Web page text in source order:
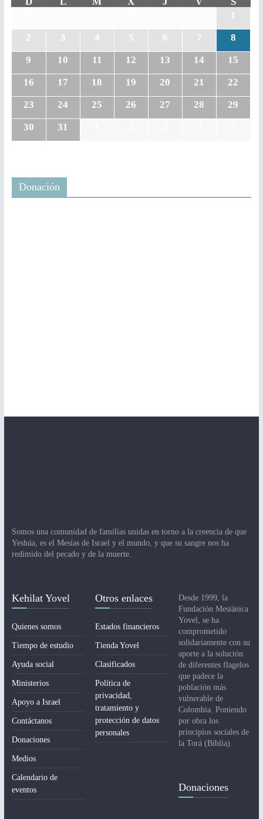
1
2
3 4 5 6 7
8
9
10 11 12 13 14
15
16
17 18 19 20 21
22
23
24 25 26 27 28
29
30
31
Donación
Somos una comunidad de familias unidas en torno a la creencia de que
Yeshúa, es el Mesías de Israel y el mundo, y que su sangre nos ha
redimido del pecado y de la muerte.
Kehilat Yovel
Quienes somos
Tiempo de estudio
Ayuda social
Ministerios
Apoyo a Israel
Contáctanos
Donaciones
Medios
Calendario de
eventos
Otros enlaces
Estados financieros
Tienda Yovel
Clasificados
Política de
privacidad,
tratamiento y
protección de datos
personales
Desde 1999, la
Fundación Mesiánica
Yovel, se ha
comprometido
solidariamente con su
aporte a la solución
de diferentes flagelos
que padece la
población más
vulnerable de
Colombia. Poniendo
por obra los
principios sociales de
la Torá (Biblia).
Donaciones